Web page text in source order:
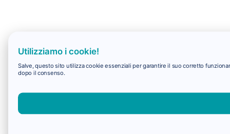
Utilizziamo i cookie!
Salve, questo sito utilizza cookie essenziali per garantire il suo corretto
dopo il consenso.